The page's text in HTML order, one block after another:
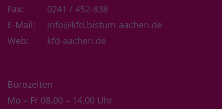
Fax:
0241 / 452-838
E-Mail:
info@kfd.bistum-aachen.de
Web:
kfd-aachen.de
Bürozeiten
Mo – Fr 08.00 – 14.00 Uhr